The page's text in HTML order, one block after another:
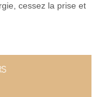
cessez la prise et